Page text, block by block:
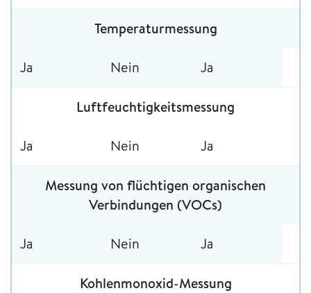
Temperaturmessung
Ja Nein Ja
Luftfeuchtigkeitsmessung
Ja Nein Ja
Messung von flüchtigen organischen
Verbindungen (VOCs)
Ja Nein Ja
Kohlenmonoxid-Messung